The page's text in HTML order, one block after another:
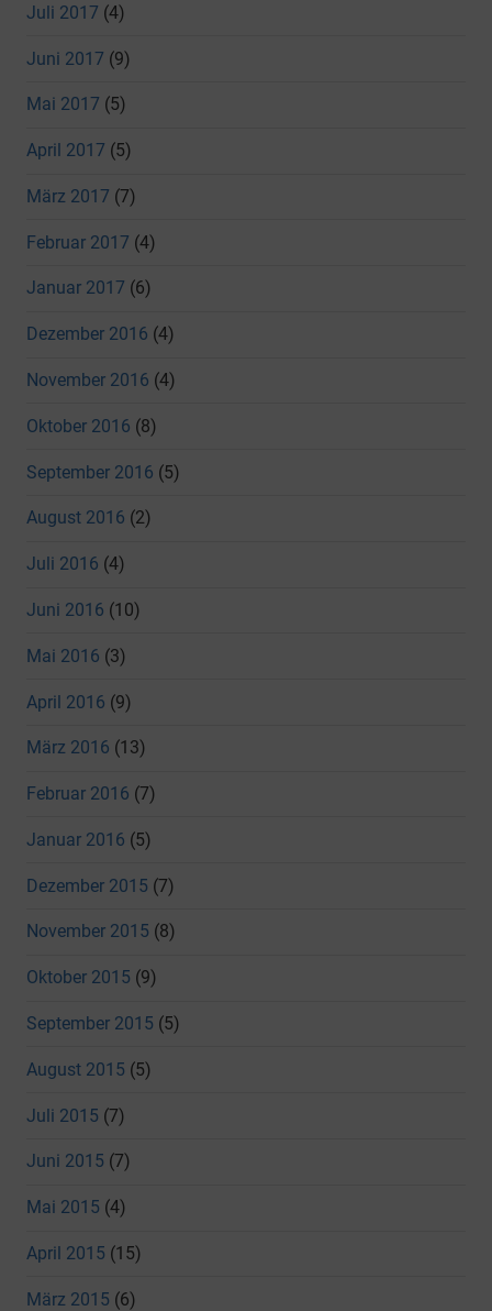
Juli 2017 (4)
Juni 2017 (9)
Mai 2017 (5)
April 2017 (5)
März 2017 (7)
Februar 2017 (4)
Januar 2017 (6)
Dezember 2016 (4)
November 2016 (4)
Oktober 2016 (8)
September 2016 (5)
August 2016 (2)
Juli 2016 (4)
Juni 2016 (10)
Mai 2016 (3)
April 2016 (9)
März 2016 (13)
Februar 2016 (7)
Januar 2016 (5)
Dezember 2015 (7)
November 2015 (8)
Oktober 2015 (9)
September 2015 (5)
August 2015 (5)
Juli 2015 (7)
Juni 2015 (7)
Mai 2015 (4)
April 2015 (15)
März 2015 (6)